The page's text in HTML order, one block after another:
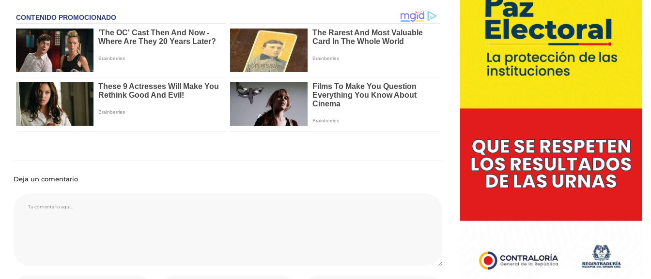
Deja un comentario